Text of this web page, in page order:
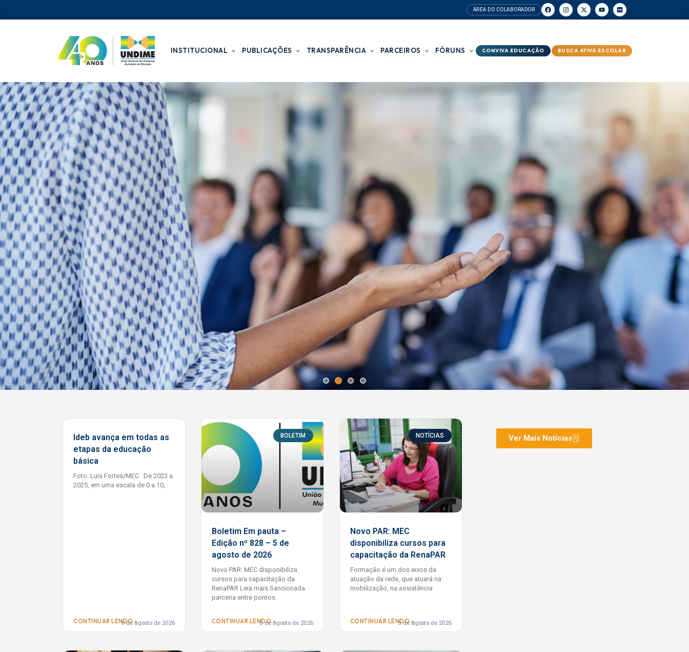
ÁREA DO COLABORADOR
INSTITUCIONAL PUBLICAÇÕES TRANSPARÊNCIA PARCEIROS FÓRUNS CONVIVA EDUCAÇÃO BUSCA ATIVA ESCOLAR
Formação,
Diálogo e
Cooperação
municipais, fortalecem políticas
públicas e incentivam a troca
Ideb avança em todas as
etapas da educação
básica
Foto: Luís Fortes/MEC De 2023 a
2025, em uma escala de 0 a 10,
CONTINUAR LENDO »6 de agosto de 2026
BOLETIM
Boletim Em pauta –
Edição nº 828 – 5 de
agosto de 2026
Novo PAR: MEC disponibiliza
cursos para capacitação da
RenaPAR Leia mais Sancionada
parceria entre pontos
CONTINUAR LENDO »5 de agosto de 2026
NOTÍCIAS
Novo PAR: MEC
disponibiliza cursos para
capacitação da RenaPAR
Formação é um dos eixos da
atuação da rede, que atuará na
mobilização, na assistência
CONTINUAR LENDO »5 de agosto de 2026
Ver Mais Notícias